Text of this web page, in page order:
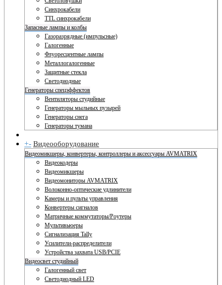
Синхрокабели
TTL синхрокабели
Запасные лампы и колбы
Газоразрядные (импульсные)
Галогенные
Флуоресцентные лампы
Металлогалогенные
Защитные стекла
Светодиодные
Генераторы спецэффектов
Вентиляторы студийные
Генераторы мыльных пузырей
Генераторы снега
Генераторы тумана
+- Видеооборудование
Видеомикшеры, конвертеры, контроллеры и аксессуары AVMATRIX
Видеокодеры
Видеомикшеры
Видеомониторы AVMATRIX
Волоконно-оптические удлинители
Камеры и пульты управления
Конвертеры сигналов
Матричные коммутаторы/Роутеры
Мультивьюеры
Сигнализация Tally
Усилители-распределители
Устройства захвата USB/PCIE
Видеосвет студийный
Галогенный свет
Светодиодный LED